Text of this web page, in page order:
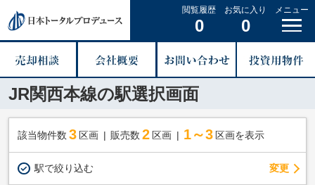
閲覧履歴
0
お気に入り
0
メニュー
JR関西本線の駅選択画面
該当物件数 3 区画 販売数 2 区画 1～3 区画を表示
駅で絞り込む 変更